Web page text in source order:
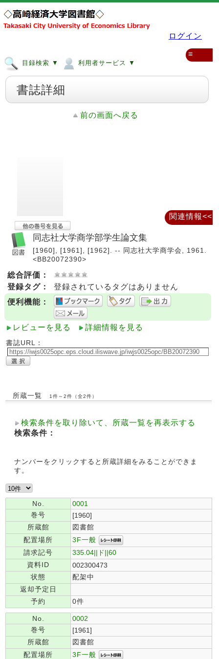
ログイン
目録検索 ▼ 利用者サービス ▼
≡
書誌詳細
前の画面へ戻る
同志社大学商学部学生論文集
[1960], [1961], [1962]. -- 同志社大学商学会, 1961.
<BB20072390>
総合評価：
登録タグ：
登録されているタグはありません
便利機能：
レビューを見る 詳細情報を見る
書誌URL：
所蔵一覧 1件～2件（全2件）
検索条件を取り除いて、所蔵一覧を再表示する
検索条件：
ナンバーをクリックすると所蔵詳細をみることができま
す。
No.
0001
巻号
[1960]
所蔵館
図書館
配置場所
3F一般
請求記号
335.04||ド||60
資料ID
002300473
状態
配架中
返却予定日
予約
0件
No.
0002
巻号
[1961]
所蔵館
図書館
配置場所
3F一般
関連情報<<